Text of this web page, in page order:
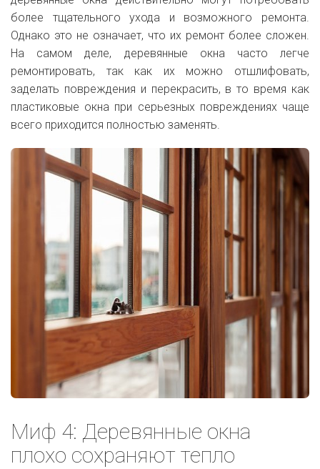
более тщательного ухода и возможного ремонта.
Однако это не означает, что их ремонт более сложен.
На самом деле, деревянные окна часто легче
ремонтировать, так как их можно отшлифовать,
заделать повреждения и перекрасить, в то время как
пластиковые окна при серьезных повреждениях чаще
всего приходится полностью заменять.
Миф 4: Деревянные окна
плохо сохраняют тепло